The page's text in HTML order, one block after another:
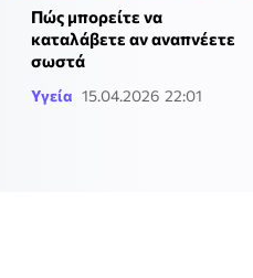
Πώς μπορείτε να
καταλάβετε αν αναπνέετε
σωστά
Υγεία 15.04.2026 22:01